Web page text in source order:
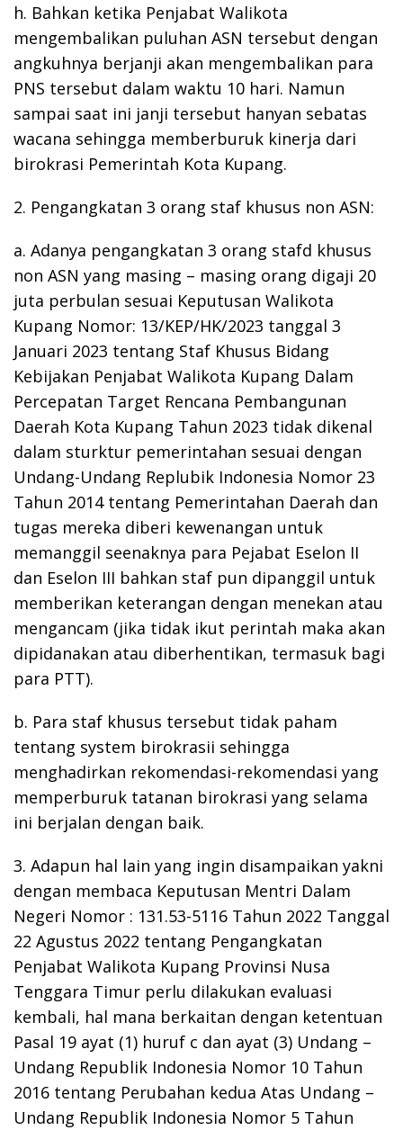
h. Bahkan ketika Penjabat Walikota
mengembalikan puluhan ASN tersebut dengan
angkuhnya berjanji akan mengembalikan para
PNS tersebut dalam waktu 10 hari. Namun
sampai saat ini janji tersebut hanyan sebatas
wacana sehingga memberburuk kinerja dari
birokrasi Pemerintah Kota Kupang.
2. Pengangkatan 3 orang staf khusus non ASN:
a. Adanya pengangkatan 3 orang stafd khusus
non ASN yang masing – masing orang digaji 20
juta perbulan sesuai Keputusan Walikota
Kupang Nomor: 13/KEP/HK/2023 tanggal 3
Januari 2023 tentang Staf Khusus Bidang
Kebijakan Penjabat Walikota Kupang Dalam
Percepatan Target Rencana Pembangunan
Daerah Kota Kupang Tahun 2023 tidak dikenal
dalam sturktur pemerintahan sesuai dengan
Undang-Undang Replubik Indonesia Nomor 23
Tahun 2014 tentang Pemerintahan Daerah dan
tugas mereka diberi kewenangan untuk
memanggil seenaknya para Pejabat Eselon II
dan Eselon III bahkan staf pun dipanggil untuk
memberikan keterangan dengan menekan atau
mengancam (jika tidak ikut perintah maka akan
dipidanakan atau diberhentikan, termasuk bagi
para PTT).
b. Para staf khusus tersebut tidak paham
tentang system birokrasii sehingga
menghadirkan rekomendasi-rekomendasi yang
memperburuk tatanan birokrasi yang selama
ini berjalan dengan baik.
3. Adapun hal lain yang ingin disampaikan yakni
dengan membaca Keputusan Mentri Dalam
Negeri Nomor : 131.53-5116 Tahun 2022 Tanggal
22 Agustus 2022 tentang Pengangkatan
Penjabat Walikota Kupang Provinsi Nusa
Tenggara Timur perlu dilakukan evaluasi
kembali, hal mana berkaitan dengan ketentuan
Pasal 19 ayat (1) huruf c dan ayat (3) Undang –
Undang Republik Indonesia Nomor 10 Tahun
2016 tentang Perubahan kedua Atas Undang –
Undang Republik Indonesia Nomor 5 Tahun